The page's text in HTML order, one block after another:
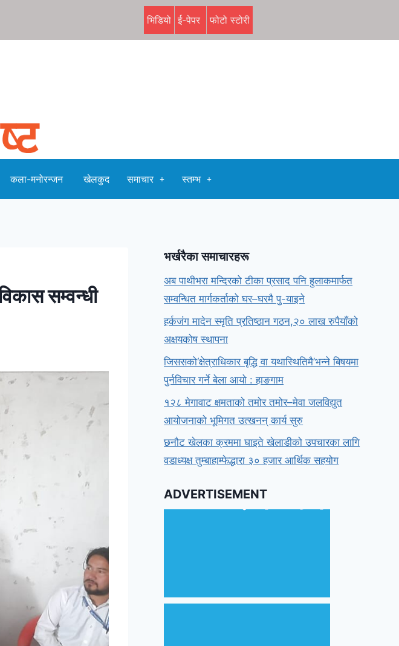
भिडियो ई-पेपर फोटो स्टोरी
कला-मनोरन्जन खेलकुद समाचार स्तम्भ
सम्वन्धी
भर्खरैका समाचारहरू
अब पाथीभरा मन्दिरको टीका प्रसाद पनि हुलाकमार्फत
सम्वन्धित मार्गकर्ताको घर–घरमै पु-याइने
हर्कजंग मादेन स्मृति प्रतिष्ठान गठन,२० लाख रुपैयाँको
अक्षयकोष स्थापना
जिससको‘क्षेत्राधिकार बृद्धि वा यथास्थितिमै’भन्ने बिषयमा
पुर्नविचार गर्ने बेला आयो : हाङगाम
१२८ मेगावाट क्षमताको तमोर तमोर–मेवा जलविद्युत
आयोजनाको भूमिगत उत्खनन् कार्य सुरु
छनौट खेलका क्रममा घाइते खेलाडीको उपचारका लागि
वडाध्यक्ष तुम्बाहाम्फेद्धारा ३० हजार आर्थिक सहयोग
ADVERTISEMENT